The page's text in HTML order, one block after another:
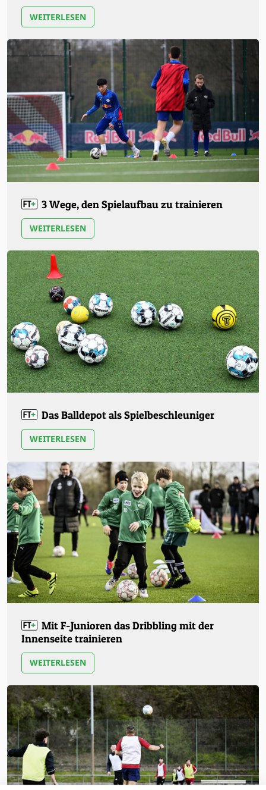
WEITERLESEN
3 Wege, den Spielaufbau zu trainieren
WEITERLESEN
Das Balldepot als Spielbeschleuniger
WEITERLESEN
Mit F-Junioren das Dribbling mit der
Innenseite trainieren
WEITERLESEN